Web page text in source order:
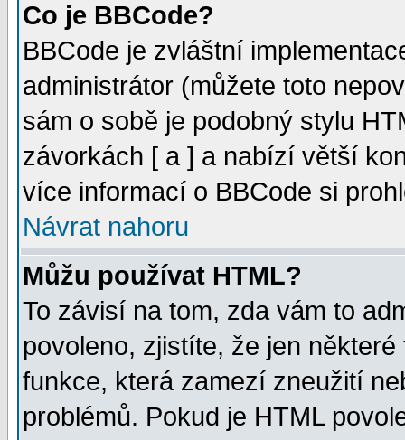
Co je BBCode?
BBCode je zvláštní
administrátor (můžete toto
sám o sobě je podobný stylu
závorkách [ a ] a nabízí větší
více informací o BBCode si
Návrat nahoru
Můžu používat HTML?
To závisí na tom, zda vám to
povoleno, zjistíte, že jen
funkce, která zamezí zneužití
problémů. Pokud je HTML